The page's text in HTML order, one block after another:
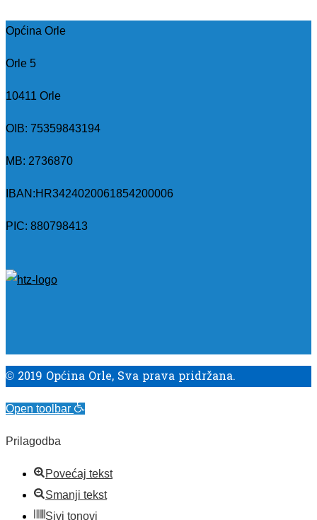
Općina Orle
Orle 5
10411 Orle
OIB: 75359843194
MB: 2736870
IBAN:HR3424020061854200006
PIC: 880798413
© 2019 Općina Orle, Sva prava pridržana.
Open toolbar
Prilagodba
Povećaj tekst
Smanji tekst
Sivi tonovi